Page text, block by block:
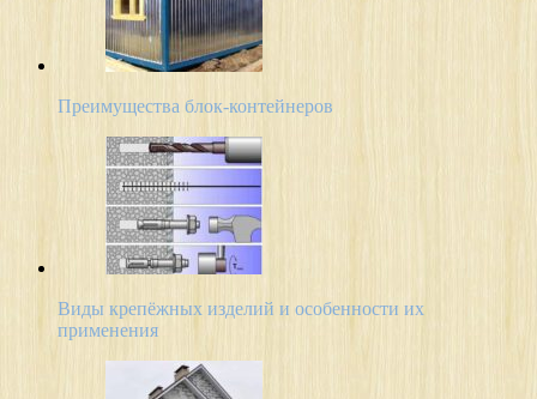
Преимущества блок-контейнеров
Виды крепёжных изделий и особенности их
применения